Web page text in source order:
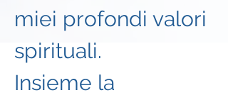
miei profondi valori
spirituali.
Insieme la